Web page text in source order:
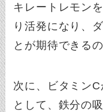
キレートレモン
り活発になり、
とが期待できるの
次に、ビタミン
として、鉄分の